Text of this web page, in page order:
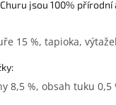
jsou 100%
15 %, tapioka,
8,5 %, obsah tuku